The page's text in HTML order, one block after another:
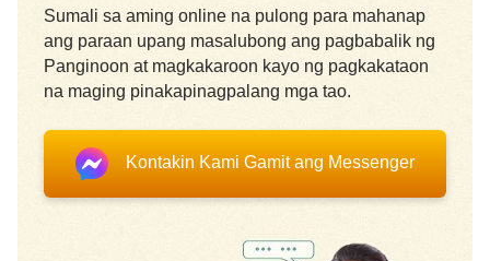
Sumali sa aming online na pulong para mahanap
ang paraan upang masalubong ang pagbabalik ng
Panginoon at magkakaroon kayo ng pagkakataon
na maging pinakapinagpalang mga tao.
Kontakin Kami Gamit ang Messenger